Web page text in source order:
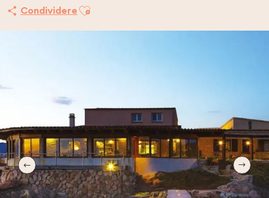
Condividere Ajouter aux favoris